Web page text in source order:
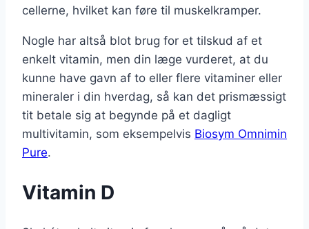
cellerne, hvilket kan føre til muskelkramper.
Nogle har altså blot brug for et tilskud af et
enkelt vitamin, men din læge vurderet, at du
kunne have gavn af to eller flere vitaminer eller
mineraler i din hverdag, så kan det prismæssigt
tit betale sig at begynde på et dagligt
multivitamin, som eksempelvis Biosym Omnimin
Pure.
Vitamin D